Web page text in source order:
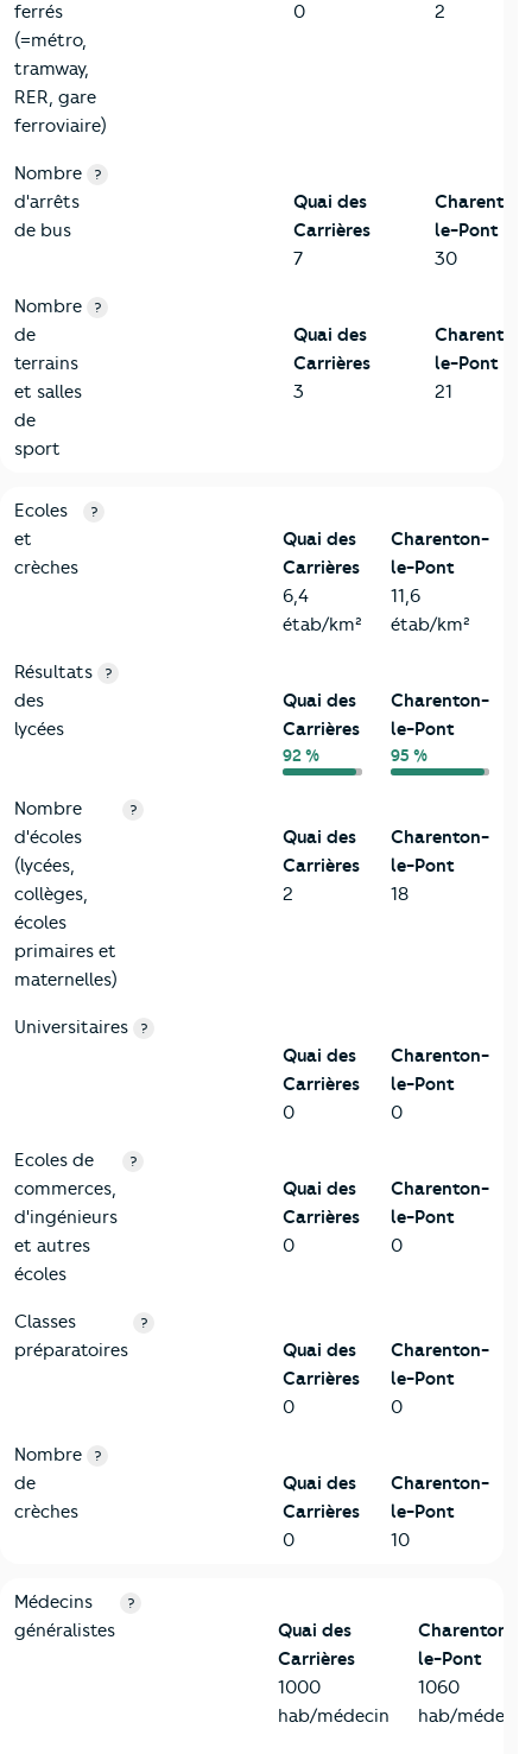
ferrés
(=métro,
tramway,
RER, gare
ferroviaire)
0
2
Nombre
d'arrêts
de bus
?
Quai des
Carrières
7
Charenton-
le-Pont
30
Nombre
de
terrains
et salles
de
sport
?
Quai des
Carrières
3
Charenton-
le-Pont
21
4-Education
Critères
Ecoles
et
crèches
?
Quai des
Carrières
6,4
étab/km²
Charenton-
le-Pont
11,6
étab/km²
Résultats
des
lycées
?
Quai des
Carrières
92 %
Charenton-
le-Pont
95 %
Nombre
d'écoles
(lycées,
collèges,
écoles
primaires et
maternelles)
?
Quai des
Carrières
2
Charenton-
le-Pont
18
Universitaires ?
Quai des
Carrières
0
Charenton-
le-Pont
0
Ecoles de
commerces,
d'ingénieurs
et autres
écoles
?
Quai des
Carrières
0
Charenton-
le-Pont
0
Classes
préparatoires
?
Quai des
Carrières
0
Charenton-
le-Pont
0
Nombre
de
crèches
?
Quai des
Carrières
0
Charenton-
le-Pont
10
5-Commerces
Critères Quai des Carrières
Médecins
généralistes
?
Quai des
Carrières
1000
hab/médecin
Charenton-
le-Pont
1060
hab/médecin